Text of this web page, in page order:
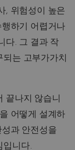
, 위험성이 높은
하기 어렵거나
다. 그 결과 작
는 고부가가치
끝나지 않습니
어떻게 설계하
과 안전성을
입니다.